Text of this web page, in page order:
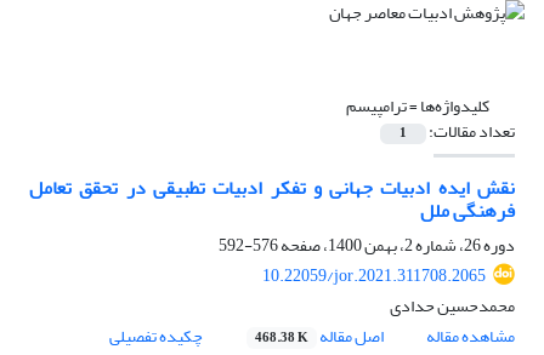
کلیدواژه‌ها =ترامپیسم
تعداد مقالات: 1
نقش ایده ادبیات جهانی و تفکر ادبیات تطبیقی در تحقق تعامل
فرهنگی ملل
دوره 26، شماره 2، بهمن 1400، صفحه
576-592
10.22059/jor.2021.311708.2065
محمدحسین حدادی
مشاهده مقاله
اصل مقاله 468.38 K چکیده تفصیلی